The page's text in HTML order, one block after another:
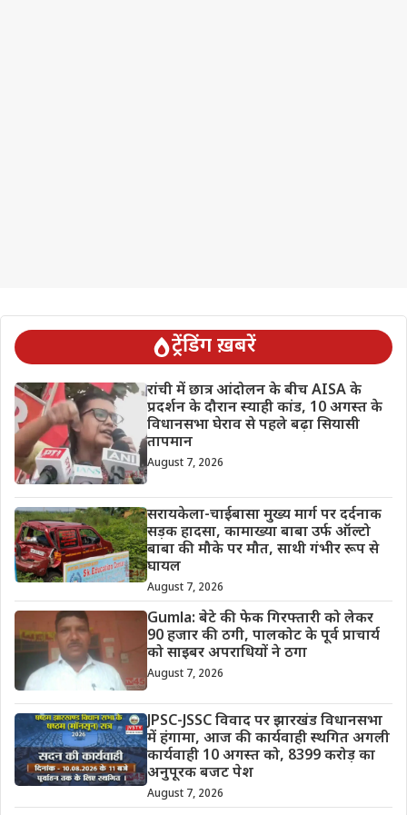
ट्रेंडिंग ख़बरें
रांची में छात्र आंदोलन के बीच AISA के
प्रदर्शन के दौरान स्याही कांड, 10 अगस्त के
विधानसभा घेराव से पहले बढ़ा सियासी
तापमान
August 7, 2026
सरायकेला-चाईबासा मुख्य मार्ग पर दर्दनाक
सड़क हादसा, कामाख्या बाबा उर्फ ऑल्टो
बाबा की मौके पर मौत, साथी गंभीर रूप से
घायल
August 7, 2026
Gumla: बेटे की फेक गिरफ्तारी को लेकर
90 हजार की ठगी, पालकोट के पूर्व प्राचार्य
को साइबर अपराधियों ने ठगा
August 7, 2026
JPSC-JSSC विवाद पर झारखंड विधानसभा
में हंगामा, आज की कार्यवाही स्थगित अगली
कार्यवाही 10 अगस्त को, 8399 करोड़ का
अनुपूरक बजट पेश
August 7, 2026